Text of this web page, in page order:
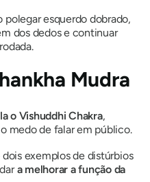
esquerdo dobrado,
dos dedos e continuar
Mudra
o Vishuddhi Chakra,
medo de falar em público.
exemplos de distúrbios
a melhorar a função da